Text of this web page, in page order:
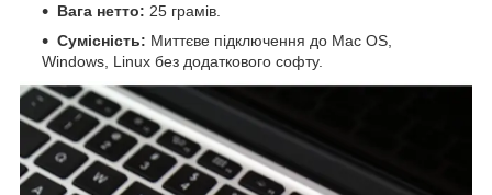
Вага нетто: 25 грамів.
Сумісність: Миттєве підключення до Mac OS,
Windows, Linux без додаткового софту.